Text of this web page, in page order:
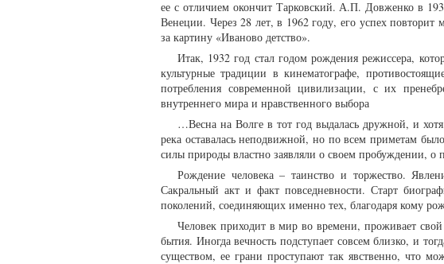
ее с отличием окончит Тарковский. А.П. Довженко в
Венеции. Через 28 лет, в 1962 году, его успех
за картину «Иваново детство».
Итак, 1932 год стал годом рождения режиссера,
культурные традиции в кинематографе,
потребления современной цивилизации, с их
внутреннего мира и нравственного выбора
…Весна на Волге в тот год выдалась дружной, и
река оставалась неподвижной, но по всем приметам
силы природы властно заявляли о своем пробуждении, о
Рождение человека – таинство и торжество.
Сакральный акт и факт повседневности. Старт
поколений, соединяющих именно тех, благодаря кому
Человек приходит в мир во времени, проживает
бытия. Иногда вечность подступает совсем близко, и
существом, ее грани проступают так явственно, что